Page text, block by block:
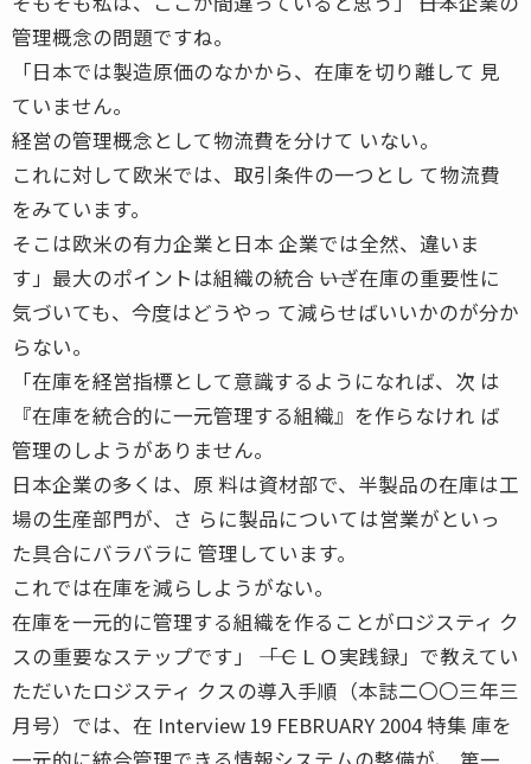
管理概念の問題ですね。
「日本では製造原価のなかから、在庫を切り離して 見
ていません。
経営の管理概念として物流費を分けて いない。
これに対して欧米では、取引条件の一つとし て物流費
をみています。
そこは欧米の有力企業と日本 企業では全然、違いま
す」最大のポイントは組織の統合 ――いざ在庫の重要性に
気づいても、今度はどうやっ て減らせばいいかのが分か
らない。
「在庫を経営指標として意識するようになれば、次 は
『在庫を統合的に一元管理する組織』を作らなけれ ば
管理のしようがありません。
日本企業の多くは、原 料は資材部で、半製品の在庫は工
場の生産部門が、さ らに製品については営業がといっ
た具合にバラバラに 管理しています。
これでは在庫を減らしようがない。
在庫を一元的に管理する組織を作ることがロジスティ ク
スの重要なステップです」 ――「ＣＬＯ実践録」で教えてい
ただいたロジスティ クスの導入手順（本誌二〇〇三年三
月号）では、在 Interview 19 FEBRUARY 2004 特集 庫を